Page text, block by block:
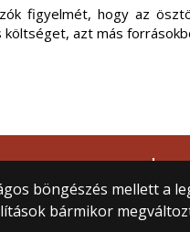
figyelmét, hogy az
azt más
böngészés mellett a
bármikor